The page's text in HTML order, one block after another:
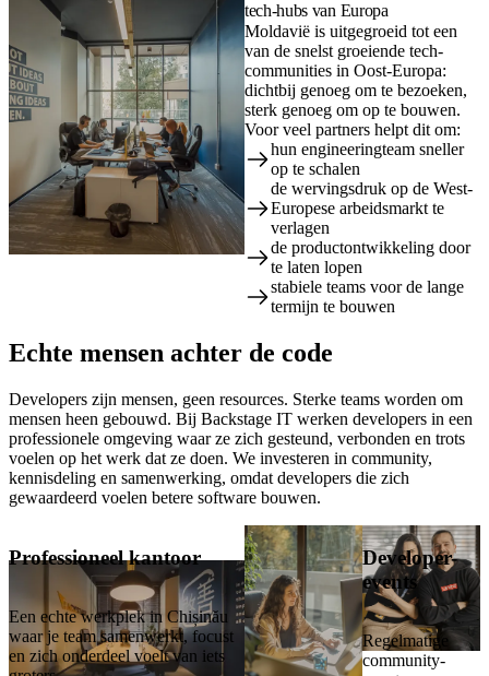
tech-hubs van Europa
Moldavië is uitgegroeid tot een
van de snelst groeiende tech-
communities in Oost-Europa:
dichtbij genoeg om te bezoeken,
sterk genoeg om op te bouwen.
Voor veel partners helpt dit om:
hun engineeringteam sneller
op te schalen
de wervingsdruk op de West-
Europese arbeidsmarkt te
verlagen
de productontwikkeling door
te laten lopen
stabiele teams voor de lange
termijn te bouwen
Echte mensen achter de code
Developers zijn mensen, geen resources. Sterke teams worden om
mensen heen gebouwd. Bij Backstage IT werken developers in een
professionele omgeving waar ze zich gesteund, verbonden en trots
voelen op het werk dat ze doen. We investeren in community,
kennisdeling en samenwerking, omdat developers die zich
gewaardeerd voelen betere software bouwen.
Professioneel kantoor
Een echte werkplek in Chișinău
waar je team samenwerkt, focust
en zich onderdeel voelt van iets
Developer-
events
Regelmatige
community-